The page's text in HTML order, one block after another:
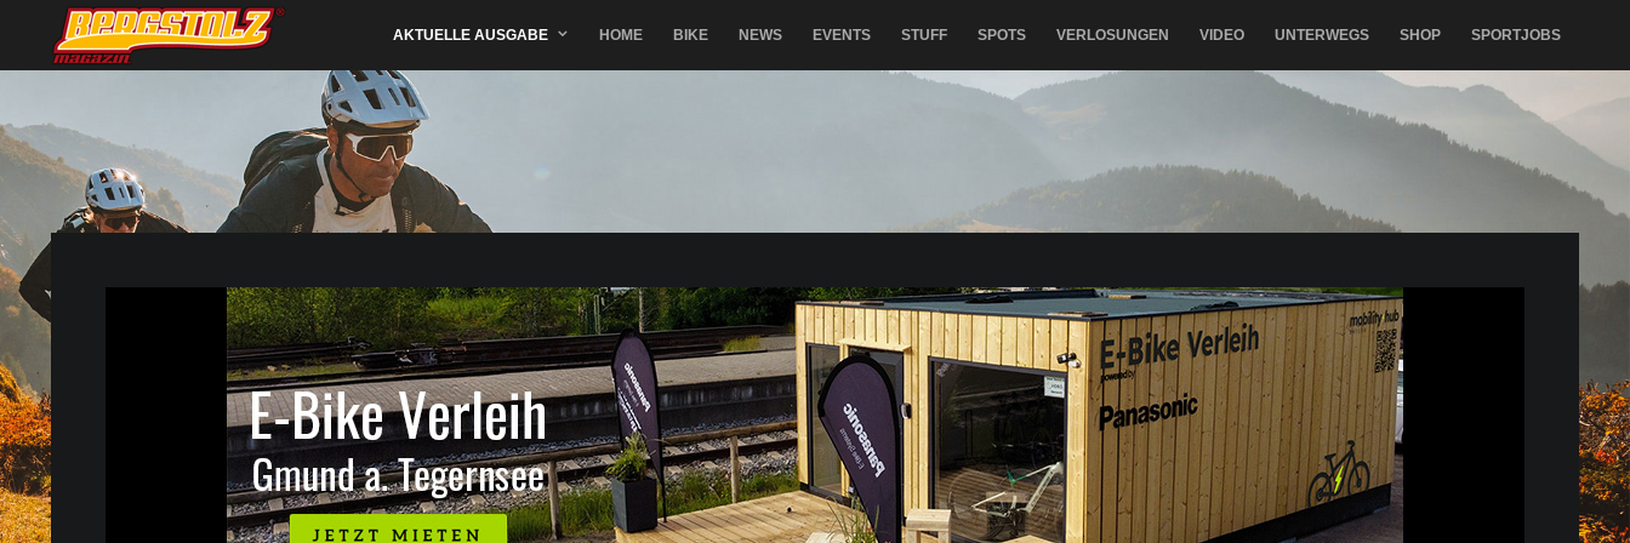
AKTUELLE AUSGABE HOME BIKE NEWS EVENTS STUFF SPOTS VERLOSUNGEN VIDEO UNTERWEGS SHOP SPORTJOBS